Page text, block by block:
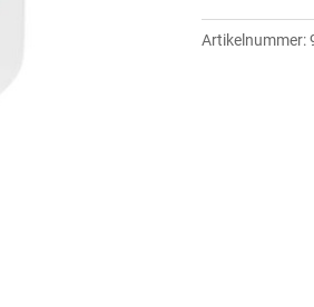
Artikelnummer: